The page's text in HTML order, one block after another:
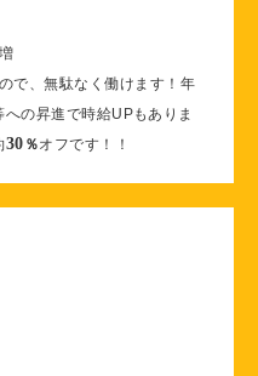
増
で、無駄なく働けます！年
の昇進で時給UPもありま
30 ％オフです！！